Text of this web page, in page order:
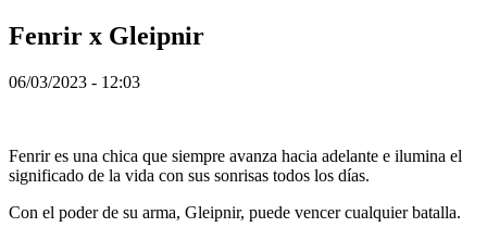
RO
RU
SV
VI
ZH
Fenrir x Gleipnir
06/03/2023 - 12:03
Fenrir es una chica que siempre avanza hacia adelante e ilumina el
significado de la vida con sus sonrisas todos los días.
Con el poder de su arma, Gleipnir, puede vencer cualquier batalla.